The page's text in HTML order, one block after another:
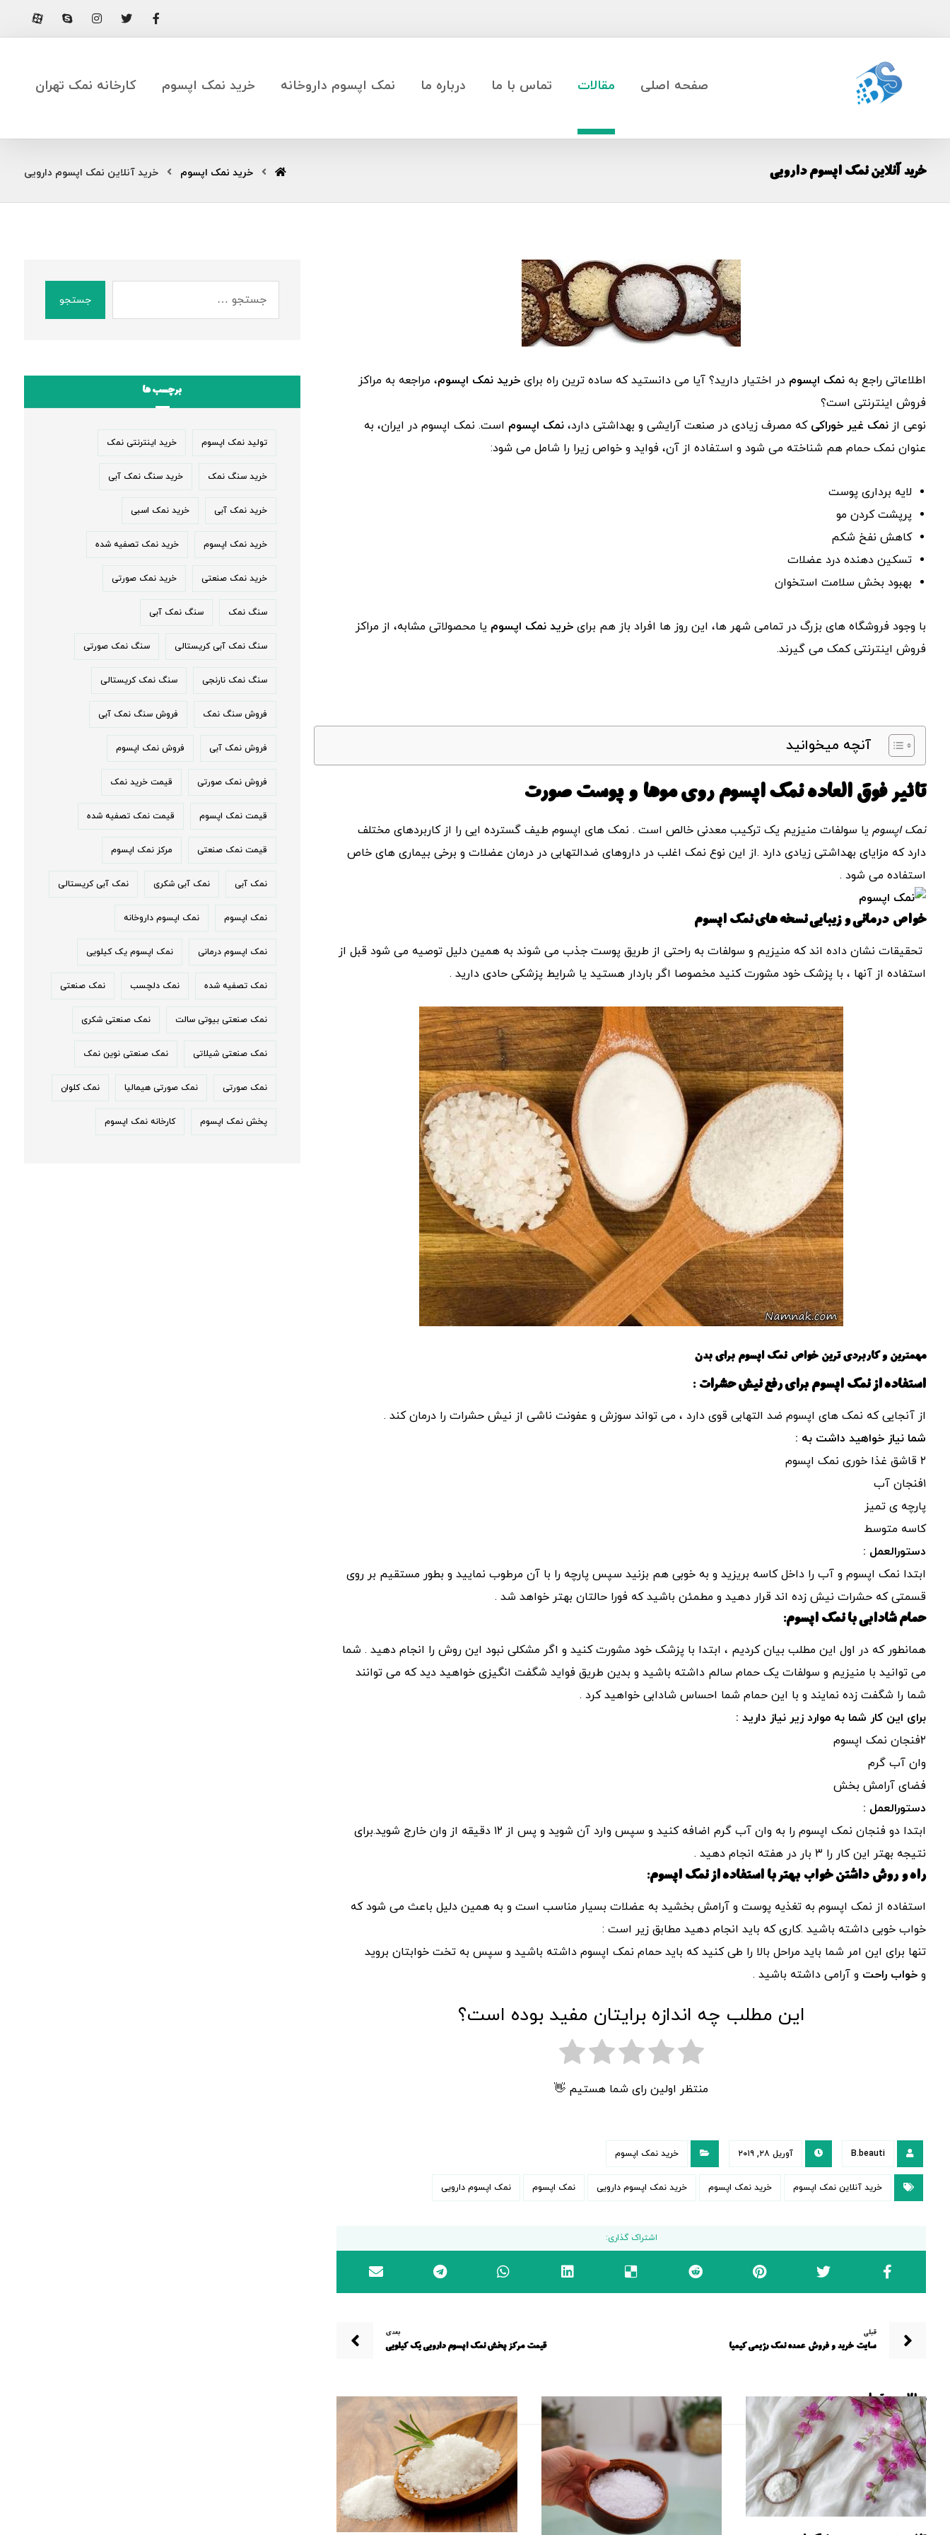
صفحه اصلی مقالات تماس با ما درباره ما نمک اپسوم داروخانه خرید نمک اپسوم کارخانه نمک تهران
خرید آنلاین نمک اپسوم دارویی خرید نمک اپسوم خرید آنلاین نمک اپسوم دارویی
اطلاعاتی راجع به نمک اپسوم در اختیار دارید؟ آیا می دانستید که ساده ترین راه برای خرید نمک اپسوم، مراجعه به مراکز
فروش اینترنتی است؟
نوعی از نمک غیر خوراکی که مصرف زیادی در صنعت آرایشی و بهداشتی دارد، نمک اپسوم است. نمک اپسوم در ایران، به
عنوان نمک حمام هم شناخته می شود و استفاده از آن، فواید و خواص زیرا را شامل می شود:
لایه برداری پوست
پرپشت کردن مو
کاهش نفخ شکم
تسکین دهنده درد عضلات
بهبود بخش سلامت استخوان
با وجود فروشگاه های بزرگ در تمامی شهر ها، این روز ها افراد باز هم برای خرید نمک اپسوم یا محصولاتی مشابه، از مراکز
فروش اینترنتی کمک می گیرند.
آنچه میخوانید
تاثیر فوق العادهنمک اپسومروی موها وپوست صورت
نمک اپسومیا سولفات منیزیم یک ترکیب معدنی خالص است . نمک های اپسوم طیف گسترده ایی را از کاربردهای مختلف
دارد که مزایای بهداشتی زیادی دارد .از این نوع نمک اغلب در داروهای ضدالتهابی در درمان عضلات و برخی بیماری های خاص
استفاده می شود .
خواص درمانی و زیبایی نسخه های نمک اپسوم
تحقیقات نشان داده اند که منیزیم و سولفات به راحتی از طریق پوست جذب می شوند به همین دلیل توصیه می شود قبل از
استفاده از آنها ، با پزشک خود مشورت کنید مخصوصا اگر باردار هستید یا شرایط پزشکی حادی دارید .
مهمترین و کاربردی ترین خواص نمک اپسوم برای بدن
استفاده از نمک اپسوم برای رفع نیش حشرات :
از آنجایی که نمک های اپسوم ضد التهابی قوی دارد ، می تواند سوزش و عفونت ناشی از نیش حشرات را درمان کند .
شما نیاز خواهید داشت به :
۲ قاشق غذا خوری نمک اپسوم
۱فنجان آب
پارچه ی تمیز
کاسه متوسط
دستورالعمل :
ابتدا نمک اپسوم و آب را داخل کاسه بریزید و به خوبی هم بزنید سپس پارچه را با آن مرطوب نمایید و بطور مستقیم بر روی
قسمتی که حشرات نیش زده اند قرار دهید و مطمئن باشید که فورا حالتان بهتر خواهد شد .
حمام شادابی با نمک اپسوم:
همانطور که در اول این مطلب بیان کردیم ، ابتدا با پزشک خود مشورت کنید و اگر مشکلی نبود این روش را انجام دهید . شما
می توانید با منیزیم و سولفات یک حمام سالم داشته باشید و بدین طریق فواید شگفت انگیزی خواهید دید که می توانند
شما را شگفت زده نمایند و با این حمام شما احساس شادابی خواهید کرد .
برای این کار شما به موارد زیر نیاز دارید :
۲فنجان نمک اپسوم
وان آب گرم
فضای آرامش بخش
دستورالعمل :
ابتدا دو فنجان نمک اپسوم را به وان آب گرم اضافه کنید و سپس وارد آن شوید و پس از ۱۲ دقیقه از وان خارج شوید.برای
نتیجه بهتر این کار را ۳ بار در هفته انجام دهید .
راه و روش داشتن خواب بهتر با استفاده از نمک اپسوم:
استفاده از نمک اپسوم به تغذیه پوست و آرامش بخشید به عضلات بسیار مناسب است و به همین دلیل باعث می شود که
خواب خوبی داشته باشید .کاری که باید انجام دهید مطابق زیر است :
تنها برای این امر شما باید مراحل بالا را طی کنید که باید حمام نمک اپسوم داشته باشید و سپس به تخت خوابتان بروید
و خواب راحت و آرامی داشته باشید .
این مطلب چه اندازه برایتان مفید بوده است؟
منتظر اولین رای شما هستیم 👋
B.beauti آوریل ۲۸, ۲۰۱۹ خرید نمک اپسوم
خرید آنلاین نمک اپسوم خرید نمک اپسوم خرید نمک اپسوم دارویی نمک اپسوم نمک اپسوم دارویی
قبلی
سایت خرید و فروش عمده نمک رژیمی کیمیا
بعدی
قیمت مرکز پخش نمک اپسوم دارویی یک کیلویی
مطالب مرتبط ...
جستجو
برچسب ها
تولید نمک اپسوم خرید اینترنتی نمک
خرید سنگ نمک خرید سنگ نمک آبی
خرید نمک آبی خرید نمک اسبی
خرید نمک اپسوم خرید نمک تصفیه شده
خرید نمک صنعتی خرید نمک صورتی
سنگ نمک سنگ نمک آبی
سنگ نمک آبی کریستالی سنگ نمک صورتی
سنگ نمک نارنجی سنگ نمک کریستالی
فروش سنگ نمک فروش سنگ نمک آبی
فروش نمک آبی فروش نمک اپسوم
فروش نمک صورتی قیمت خرید نمک
قیمت نمک اپسوم قیمت نمک تصفیه شده
قیمت نمک صنعتی مرکز نمک اپسوم
نمک آبی نمک آبی شکری نمک آبی کریستالی
نمک اپسوم نمک اپسوم داروخانه
نمک اپسوم درمانی نمک اپسوم یک کیلویی
نمک تصفیه شده نمک دلچسب نمک صنعتی
نمک صنعتی بیوتی سالت نمک صنعتی شکری
نمک صنعتی شیلاتی نمک صنعتی نوین نمک
نمک صورتی نمک صورتی هیمالیا نمک کلوان
پخش نمک اپسوم کارخانه نمک اپسوم